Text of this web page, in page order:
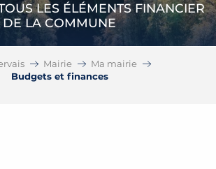
LES ÉLÉMENTS FINANCIER
DE LA COMMUNE
Mairie
Ma mairie
Budgets et finances